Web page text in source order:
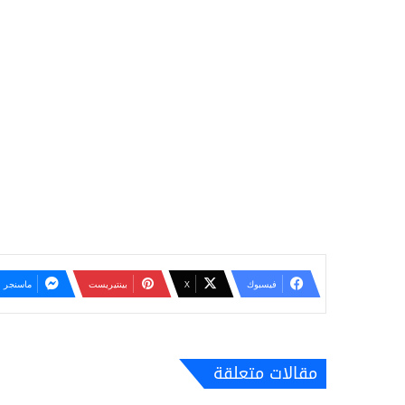
فيسبوك ‫X بينتيريست ماسنجر
مقالات متعلقة